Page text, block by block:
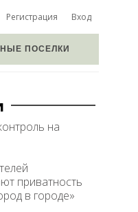
Регистрация Вход
ПОСЕЛКИ
на
приватность
в городе»